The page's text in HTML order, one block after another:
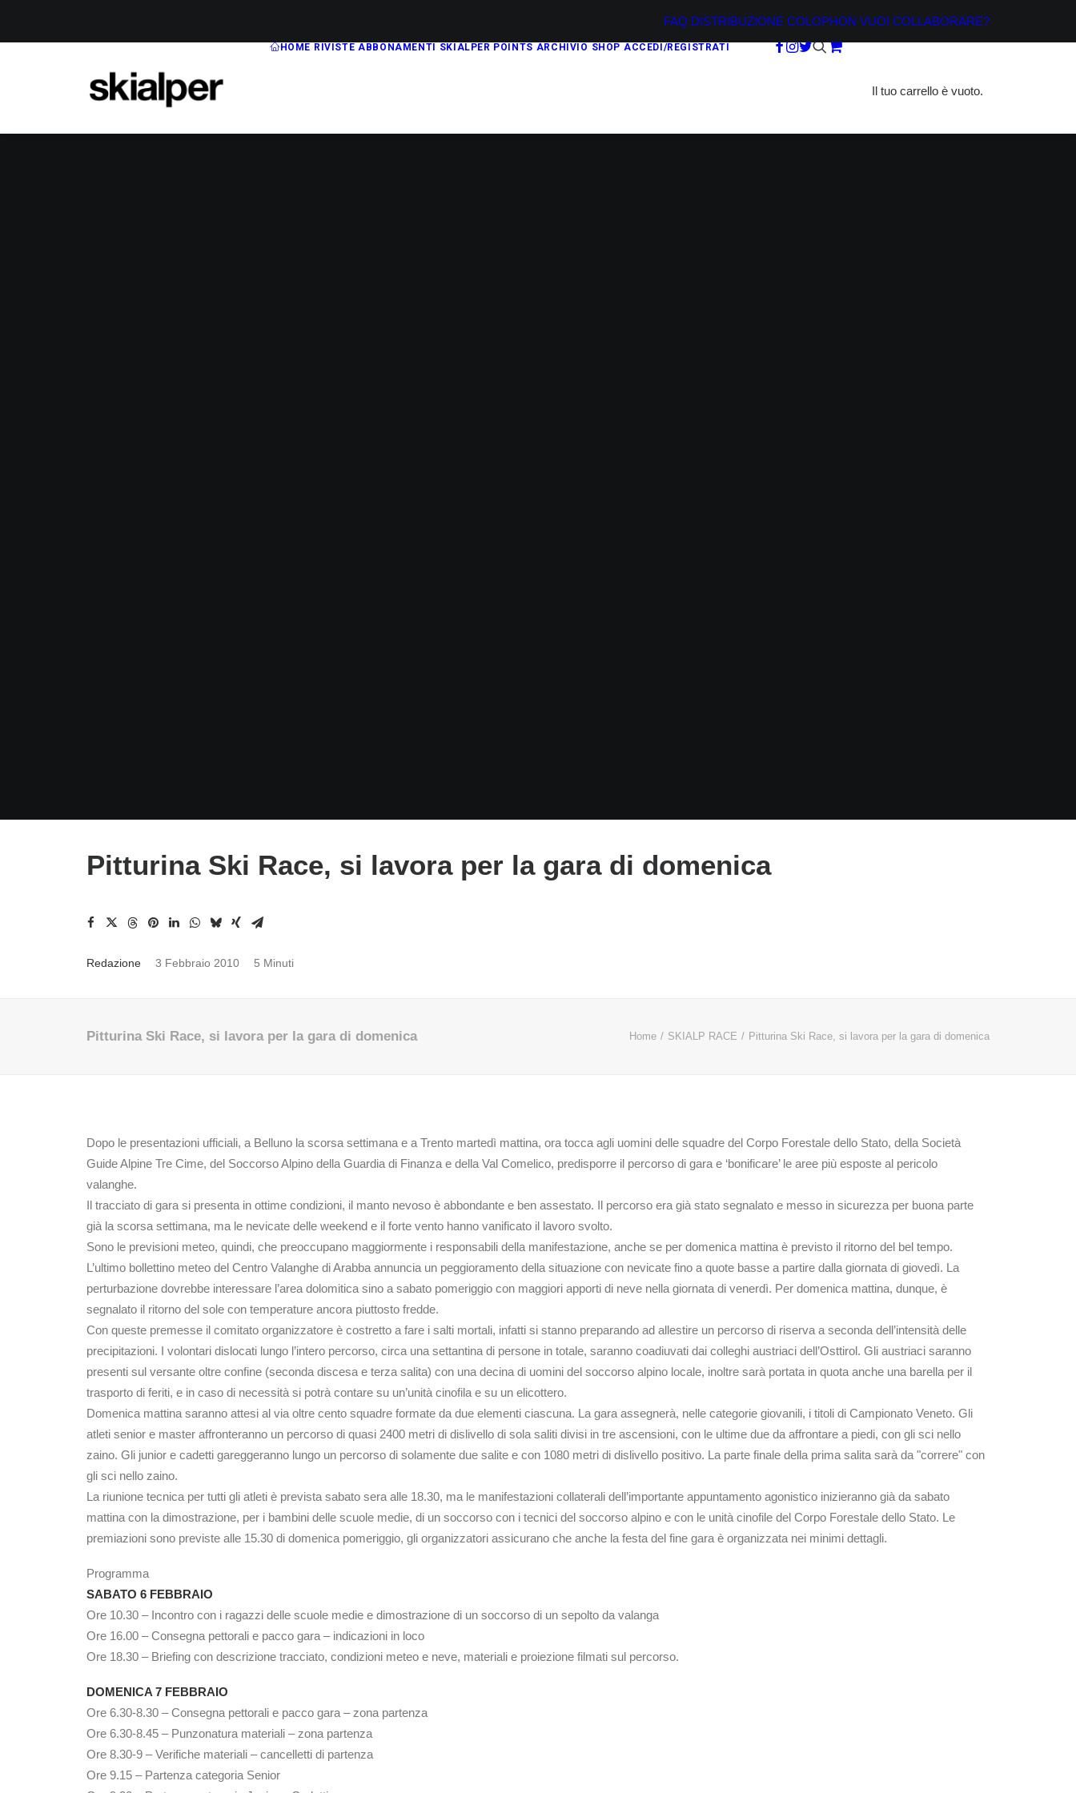
FAQ DISTRIBUZIONE COLOPHON VUOI COLLABORARE?
HOME RIVISTE ABBONAMENTI SKIALPER POINTS ARCHIVIO SHOP ACCEDI/REGISTRATI
Il tuo carrello è vuoto.
Pitturina Ski Race, si lavora per la gara di domenica
Redazione 3 Febbraio 2010 5 Minuti
Pitturina Ski Race, si lavora per la gara di domenica Home SKIALP RACE Pitturina Ski Race, si lavora per la gara di domenica
Dopo le presentazioni ufficiali, a Belluno la scorsa settimana e a Trento martedì mattina, ora tocca agli uomini delle squadre del Corpo Forestale dello Stato, della Società
Guide Alpine Tre Cime, del Soccorso Alpino della Guardia di Finanza e della Val Comelico, predisporre il percorso di gara e ‘bonificare’ le aree più esposte al pericolo
valanghe.
Il tracciato di gara si presenta in ottime condizioni, il manto nevoso è abbondante e ben assestato. Il percorso era già stato segnalato e messo in sicurezza per buona parte
già la scorsa settimana, ma le nevicate delle weekend e il forte vento hanno vanificato il lavoro svolto.
Sono le previsioni meteo, quindi, che preoccupano maggiormente i responsabili della manifestazione, anche se per domenica mattina è previsto il ritorno del bel tempo.
L’ultimo bollettino meteo del Centro Valanghe di Arabba annuncia un peggioramento della situazione con nevicate fino a quote basse a partire dalla giornata di giovedì. La
perturbazione dovrebbe interessare l’area dolomitica sino a sabato pomeriggio con maggiori apporti di neve nella giornata di venerdì. Per domenica mattina, dunque, è
segnalato il ritorno del sole con temperature ancora piuttosto fredde.
Con queste premesse il comitato organizzatore è costretto a fare i salti mortali, infatti si stanno preparando ad allestire un percorso di riserva a seconda dell’intensità delle
precipitazioni. I volontari dislocati lungo l’intero percorso, circa una settantina di persone in totale, saranno coadiuvati dai colleghi austriaci dell’Osttirol. Gli austriaci saranno
presenti sul versante oltre confine (seconda discesa e terza salita) con una decina di uomini del soccorso alpino locale, inoltre sarà portata in quota anche una barella per il
trasporto di feriti, e in caso di necessità si potrà contare su un’unità cinofila e su un elicottero.
Domenica mattina saranno attesi al via oltre cento squadre formate da due elementi ciascuna. La gara assegnerà, nelle categorie giovanili, i titoli di Campionato Veneto. Gli
atleti senior e master affronteranno un percorso di quasi 2400 metri di dislivello di sola saliti divisi in tre ascensioni, con le ultime due da affrontare a piedi, con gli sci nello
zaino. Gli junior e cadetti gareggeranno lungo un percorso di solamente due salite e con 1080 metri di dislivello positivo. La parte finale della prima salita sarà da "correre" con
gli sci nello zaino.
La riunione tecnica per tutti gli atleti è prevista sabato sera alle 18.30, ma le manifestazioni collaterali dell’importante appuntamento agonistico inizieranno già da sabato
mattina con la dimostrazione, per i bambini delle scuole medie, di un soccorso con i tecnici del soccorso alpino e con le unità cinofile del Corpo Forestale dello Stato. Le
premiazioni sono previste alle 15.30 di domenica pomeriggio, gli organizzatori assicurano che anche la festa del fine gara è organizzata nei minimi dettagli.
Programma
SABATO 6 FEBBRAIO
Ore 10.30 – Incontro con i ragazzi delle scuole medie e dimostrazione di un soccorso di un sepolto da valanga
Ore 16.00 – Consegna pettorali e pacco gara – indicazioni in loco
Ore 18.30 – Briefing con descrizione tracciato, condizioni meteo e neve, materiali e proiezione filmati sul percorso.
DOMENICA 7 FEBBRAIO
Ore 6.30-8.30 – Consegna pettorali e pacco gara – zona partenza
Ore 6.30-8.45 – Punzonatura materiali – zona partenza
Ore 8.30-9 – Verifiche materiali – cancelletti di partenza
Ore 9.15 – Partenza categoria Senior